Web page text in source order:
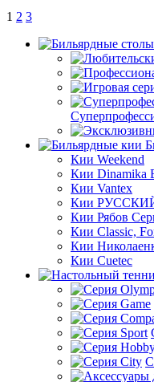
1 2 3
Кии Weekend
Кии Dinamika
Кии Vantex
Кии
Кии Рябов
Кии Classic,
Кии
Кии Cuetec